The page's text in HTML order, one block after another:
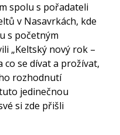
spolu s pořadateli
v Nasavrkách, kde
s početným
„Keltský nový rok –
co se dívat a prožívat,
rozhodnutí
jedinečnou
si zde přišli